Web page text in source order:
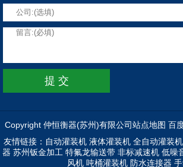
Copyright 仲恒衡器(苏州)有限公司站点地图 百
友情链接： 自动灌装机 液体灌装机 全自动灌装机
器 苏州钣金加工 特氟龙输送带 非标减速机 低噪
风机 吨桶灌装机 防水连接器